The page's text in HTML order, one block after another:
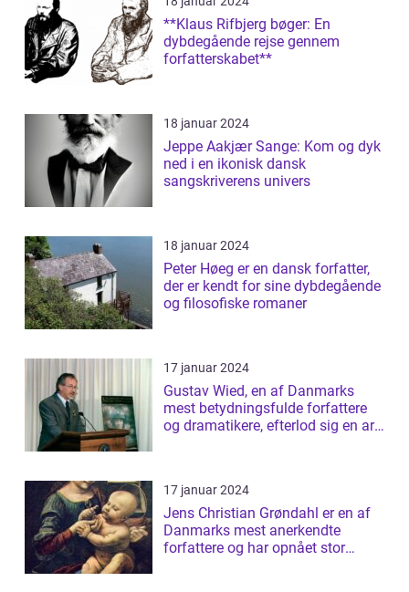
**Klaus Rifbjerg bøger: En
dybdegående rejse gennem
forfatterskabet**
18 januar 2024
Jeppe Aakjær Sange: Kom og dyk
ned i en ikonisk dansk
sangskriverens univers
18 januar 2024
Peter Høeg er en dansk forfatter,
der er kendt for sine dybdegående
og filosofiske romaner
17 januar 2024
Gustav Wied, en af Danmarks
mest betydningsfulde forfattere
og dramatikere, efterlod sig en arv
17 januar 2024
Jens Christian Grøndahl er en af
Danmarks mest anerkendte
forfattere og har opnået stor